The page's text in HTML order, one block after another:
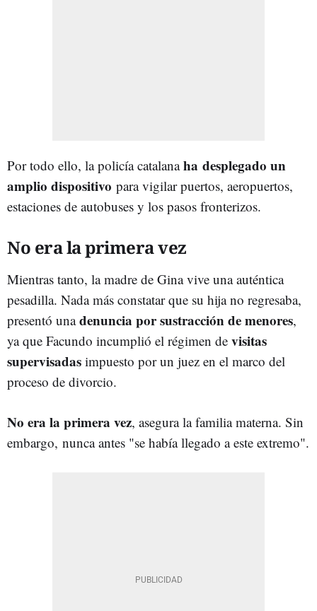
Por todo ello, la policía catalanaha desplegado un
amplio dispositivo para vigilar puertos, aeropuertos,
estaciones de autobuses y los pasos fronterizos.
No era la primera vez
Mientras tanto, la madre de Gina vive una auténtica
pesadilla. Nada más constatar que su hija no regresaba,
presentó unadenuncia por sustracción de menores,
ya que Facundo incumplió el régimen de visitas
supervisadas impuesto por un juez en el marco del
proceso de divorcio.
No era la primera vez, asegura la familia materna. Sin
embargo, nunca antes "se había llegado a este extremo".